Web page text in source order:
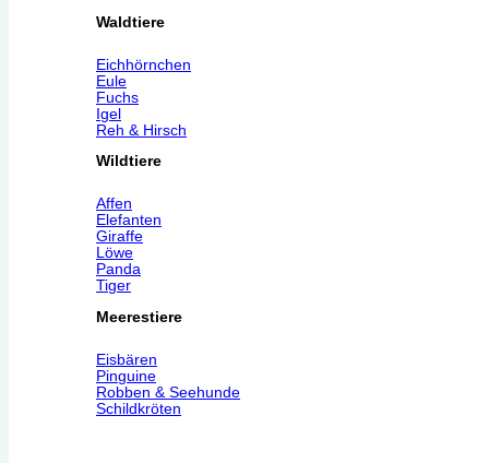
Waldtiere
Eichhörnchen
Eule
Fuchs
Igel
Reh & Hirsch
Wildtiere
Affen
Elefanten
Giraffe
Löwe
Panda
Tiger
Meerestiere
Eisbären
Pinguine
Robben & Seehunde
Schildkröten